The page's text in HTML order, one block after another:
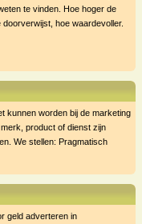
te vinden. Hoe hoger de
hoe waardevoller.
kunnen worden bij de marketing
product of dienst zijn
We stellen: Pragmatisch
geld adverteren in